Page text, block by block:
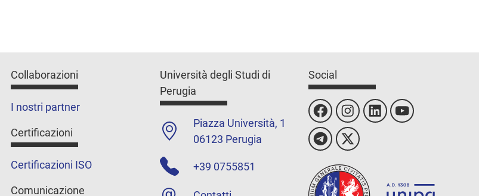
Collaborazioni
I nostri partner
Certificazioni
Certificazioni ISO
Comunicazione
Università degli Studi di
Perugia
Piazza Università, 1
06123 Perugia
+39 0755851
Social